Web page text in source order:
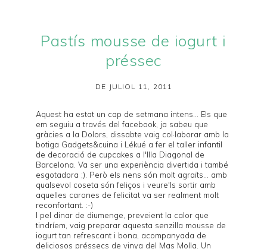
Pastís mousse de iogurt i
préssec
DE JULIOL 11, 2011
Aquest ha estat un cap de setmana intens... Els que
em seguiu a través delfacebook , ja sabeu que
gràcies a la Dolors , dissabte vaig col·laborar amb la
botiga Gadgets&cuina i Lékué a fer el taller infantil
de decoració de cupcakes a l'Illa Diagonal de
Barcelona. Va ser una experiència divertida i també
esgotadora ;). Però els nens són molt agraïts... amb
qualsevol coseta són feliços i veure'ls sortir amb
aquelles carones de felicitat va ser realment molt
reconfortant. :-)
I pel dinar de diumenge, preveient la calor que
tindríem, vaig preparar aquesta senzilla mousse de
iogurt tan refrescant i bona, acompanyada de
deliciosos préssecs de vinya del Mas Molla . Un